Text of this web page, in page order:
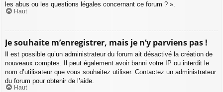
les abus ou les questions légales concernant ce forum ? ».
Haut
Je souhaite m’enregistrer, mais je n’y parviens pas !
Il est possible qu’un administrateur du forum ait désactivé la création de
nouveaux comptes. Il peut également avoir banni votre IP ou interdit le
nom d’utilisateur que vous souhaitez utiliser. Contactez un administrateur
du forum pour obtenir de l’aide.
Haut